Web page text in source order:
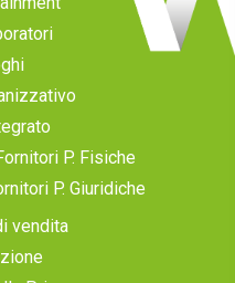
P. Fisiche
P. Giuridiche
vendita